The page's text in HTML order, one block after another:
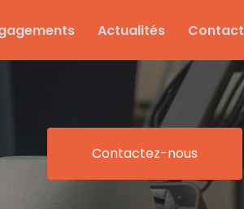
Actualités Contact
Contactez-nous